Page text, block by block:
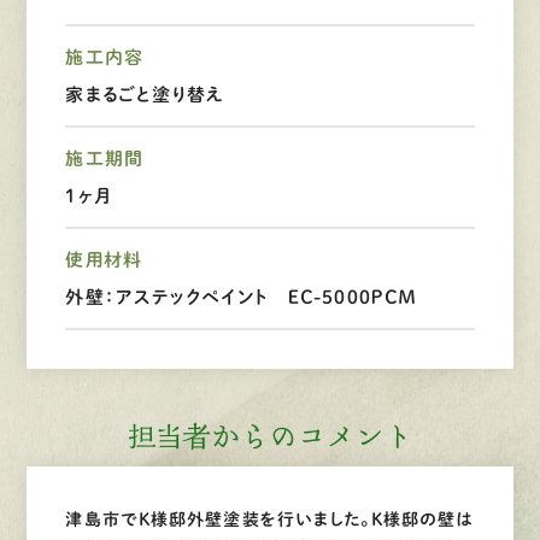
Web
施工内容
家まるごと塗り替え
施工期間
１ヶ月
使用材料
外壁：アステックペイント ＥＣ-5000ＰＣＭ
担当者からのコメント
津島市でＫ様邸外壁塗装を行いました。Ｋ様邸の壁は